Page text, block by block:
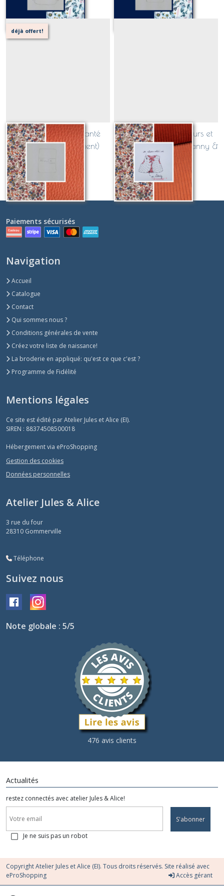
déjà offert!
Protège carnet de santé
(liste Fanny & Clément)
Sur demande
Gilet de berger Velours et
Liberty 18 mois (Liste Fanny &
Clément)
42
Paiements sécurisés
Navigation
Accueil
Catalogue
Contact
Qui sommes nous ?
Conditions générales de vente
Créez votre liste de naissance!
La broderie en appliqué: qu'est ce que c'est ?
Programme de Fidélité
Mentions légales
Ce site est édité par Atelier Jules et Alice (EI).
SIREN : 88374508500018
Hébergement via eProShopping
Gestion des cookies
Données personnelles
Atelier Jules & Alice
3 rue du four
28310 Gommerville
Téléphone
Suivez nous
Note globale : 5/5
476 avis clients
Actualités
restez connectés avec atelier Jules & Alice!
S'abonner
Je ne suis pas un robot
Copyright Atelier Jules et Alice (EI). Tous droits réservés. Site réalisé avec
eProShopping
Accès gérant